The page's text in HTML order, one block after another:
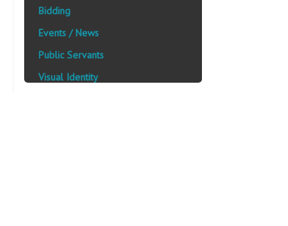
Bidding
Events / News
Public Servants
Visual Identity